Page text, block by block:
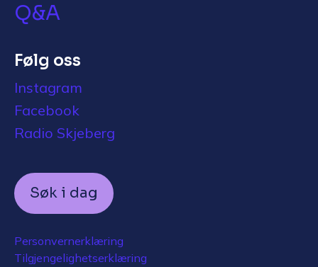
Q&A
Følg oss
Instagram
Facebook
Radio Skjeberg
Søk i dag
Personvernerklæring
Tilgjengelighetserklæring